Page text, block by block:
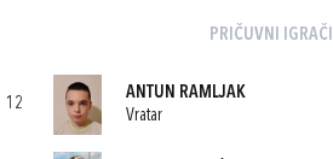
PRIČUVNI IGRAČI
12
ANTUN RAMLJAK
Vratar